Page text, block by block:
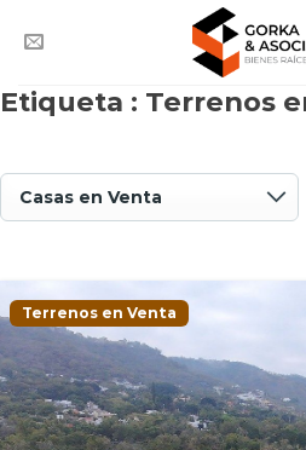
Etiqueta : Terrenos
Terrenos en Venta